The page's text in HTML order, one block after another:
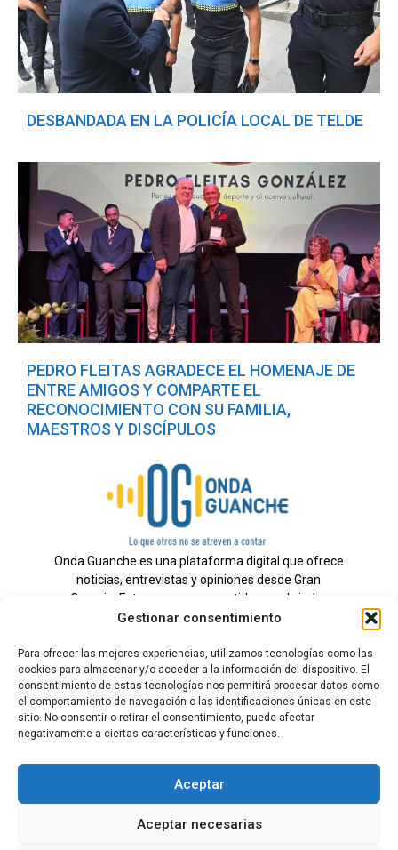
Gestionar consentimiento
Para ofrecer las mejores experiencias, utilizamos tecnologías como las
cookies para almacenar y/o acceder a la información del dispositivo. El
consentimiento de estas tecnologías nos permitirá procesar datos como
el comportamiento de navegación o las identificaciones únicas en este
sitio. No consentir o retirar el consentimiento, puede afectar
negativamente a ciertas características y funciones.
Aceptar
Aceptar necesarias
DESBANDADA EN LA POLICÍA LOCAL DE TELDE
PEDRO FLEITAS AGRADECE EL HOMENAJE DE
ENTRE AMIGOS Y COMPARTE EL
RECONOCIMIENTO CON SU FAMILIA,
MAESTROS Y DISCÍPULOS
Onda Guanche es una plataforma digital que ofrece
noticias, entrevistas y opiniones desde Gran
Canaria. Estamos comprometidos con brindar
información veraz y un periodismo independiente a
Todos los derechos reservados.
Radio
Contacto
Aviso Legal